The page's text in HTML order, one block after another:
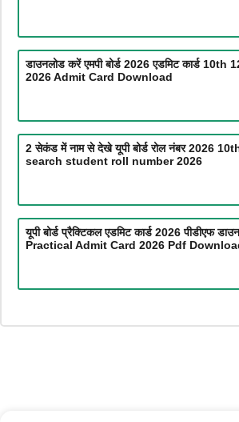
डाउनलोड करें एमपी बोर्ड 2026 एडमिट कार्ड
2026 Admit Card Download
2 सेकंड में नाम से देखे यूपी बोर्ड रोल नंबर 2026
search student roll number 2026
यूपी बोर्ड प्रैक्टिकल एडमिट कार्ड 2026 पीडीएफ
Practical Admit Card 2026 Pdf